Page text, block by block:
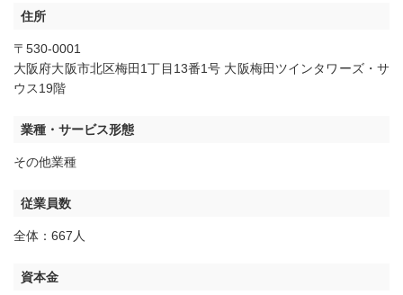
住所
〒530-0001
大阪府大阪市北区梅田1丁目13番1号 大阪梅田ツインタワーズ・サ
ウス19階
業種・サービス形態
その他業種
従業員数
全体：667人
資本金